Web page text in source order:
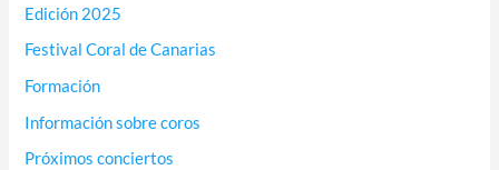
Edición 2025
Festival Coral de Canarias
Formación
Información sobre coros
Próximos conciertos